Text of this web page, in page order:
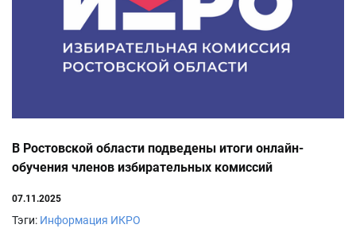
В Ростовской области подведены итоги онлайн-
обучения членов избирательных комиссий
07.11.2025
Тэги: Информация ИКРО